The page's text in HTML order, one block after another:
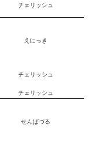
チェリッシュ
えにっき
チェリッシュ
チェリッシュ
せんばづる